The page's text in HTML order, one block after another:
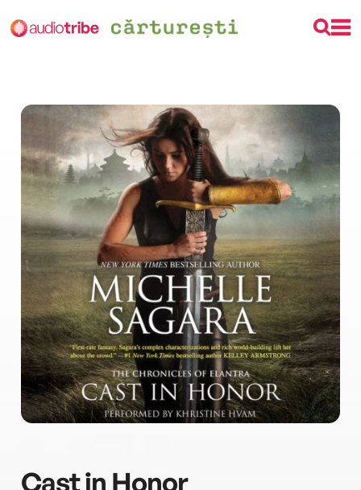
Cast in Honor